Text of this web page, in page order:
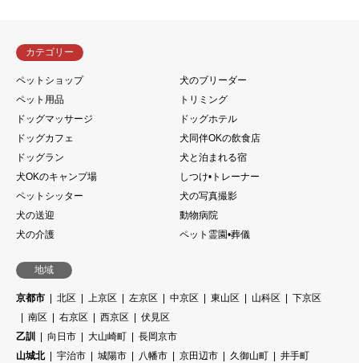
カテゴリー
ペットショップ
犬のブリーダー
ペット用品
トリミング
ドッグマッサージ
ドッグホテル
ドッグカフェ
犬同伴OKの飲食店
ドッグラン
犬と泊まれる宿
犬OKのキャンプ場
しつけ•トレーナー
ペットシッター
犬の写真撮影
犬の送迎
動物病院
犬の介護
ペット霊園•葬儀
地域
京都市 北区 上京区 左京区 中京区 東山区 山科区
下京区
南区
右京区 西京区
伏見区
乙訓
向日市 大山崎町
長岡京市
山城北
宇治市 城陽市 八幡市 京田辺市 久御山町
井手町